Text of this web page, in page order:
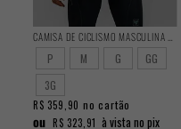
P M G
GG
3G
R$ 359,90 no cartão
ou R$ 323,91 à vista no pix